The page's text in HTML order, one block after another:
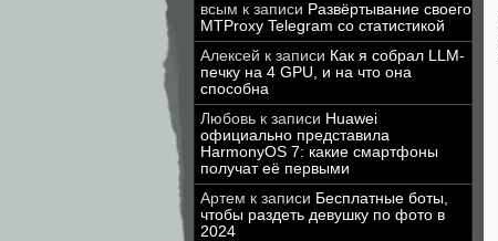
всым к записи Развёртывание своего
MTProxy Telegram со статистикой
Алексей к записи Как я собрал LLM-
печку на 4 GPU, и на что она
способна
Любовь к записи Huawei
официально представила
HarmonyOS 7: какие смартфоны
получат её первыми
Артем к записи Бесплатные боты,
чтобы раздеть девушку по фото в
2024